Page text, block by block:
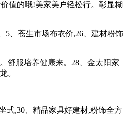
值的哦!美家美户轻松行。彰显糊
、苍生市场布衣价,26、建材粉饰
舒服培养健康来。28、金太阳家
。
式,30、精品家具好建材,粉饰全方